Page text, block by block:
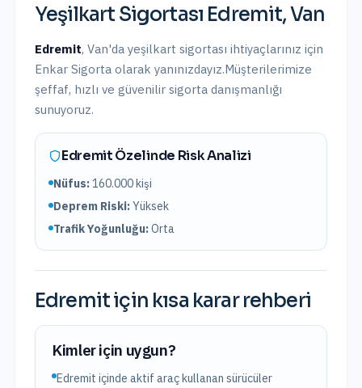
Yeşilkart Sigortası Edremit,Van
Edremit, Van'da yeşilkart sigortası ihtiyaçlarınız için
Enkar Sigorta olarak yanınızdayız.Müşterilerimize
şeffaf, hızlı ve güvenilir sigorta danışmanlığı
sunuyoruz.
EdremitÖzelinde Risk Analizi
Nüfus:160.000kişi
Deprem Riski:Yüksek
Trafik Yoğunluğu:Orta
Edremitiçin kısa karar rehberi
Kimler için uygun?
Edremit içinde aktif araç kullanan sürücüler